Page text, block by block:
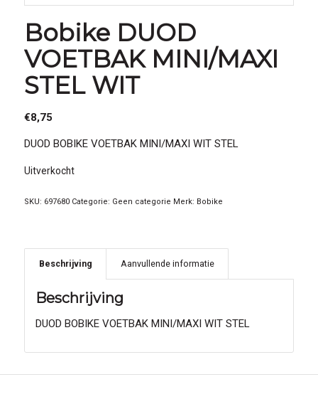
Bobike DUOD
VOETBAK MINI/MAXI
STEL WIT
€8,75
DUOD BOBIKE VOETBAK MINI/MAXI WIT STEL
Uitverkocht
SKU: 697680 Categorie: Geen categorie Merk: Bobike
Beschrijving Aanvullende informatie
Beschrijving
DUOD BOBIKE VOETBAK MINI/MAXI WIT STEL